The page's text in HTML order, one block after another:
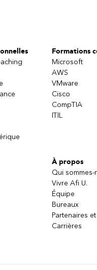
Formations
Microsoft
AWS
VMware
Cisco
CompTIA
ITIL
À propos
Qui sommes-
Vivre Afi U.
Équipe
Bureaux
Partenaires
Carrières